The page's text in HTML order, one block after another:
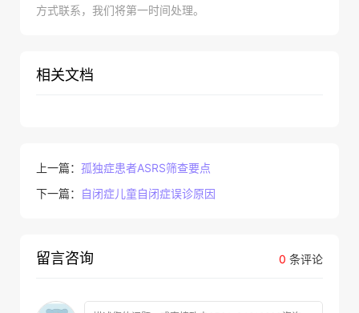
方式联系，我们将第一时间处理。
相关文档
上一篇： 孤独症患者ASRS筛查要点
下一篇：
自闭症儿童自闭症误诊原因
0 条评论
留言咨询